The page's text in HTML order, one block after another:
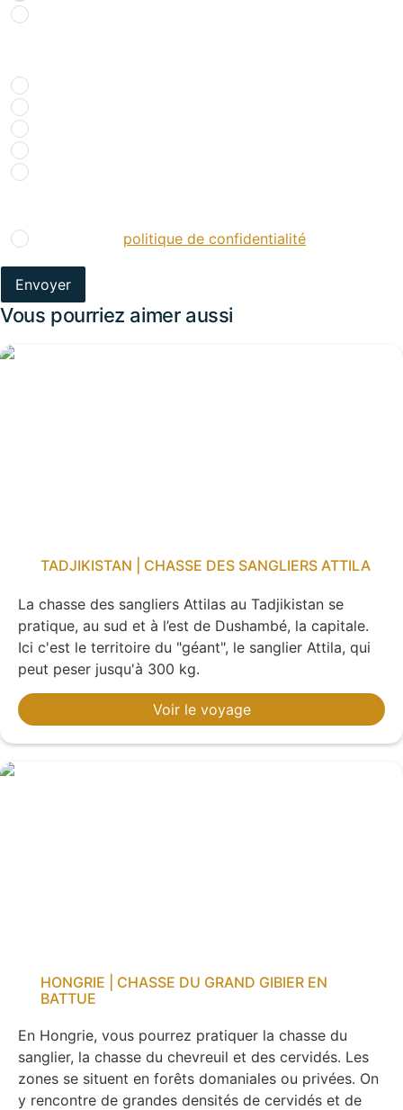
politique de confidentialité
Vous pourriez aimer aussi
TADJIKISTAN | CHASSE DES SANGLIERS ATTILA
La chasse des sangliers Attilas au Tadjikistan se
pratique, au sud et à l’est de Dushambé, la capitale.
Ici c'est le territoire du "géant", le sanglier Attila, qui
peut peser jusqu'à 300 kg.
Voir le voyage
HONGRIE | CHASSE DU GRAND GIBIER EN
BATTUE
En Hongrie, vous pourrez pratiquer la chasse du
sanglier, la chasse du chevreuil et des cervidés. Les
zones se situent en forêts domaniales ou privées. On
y rencontre de grandes densités de cervidés et de